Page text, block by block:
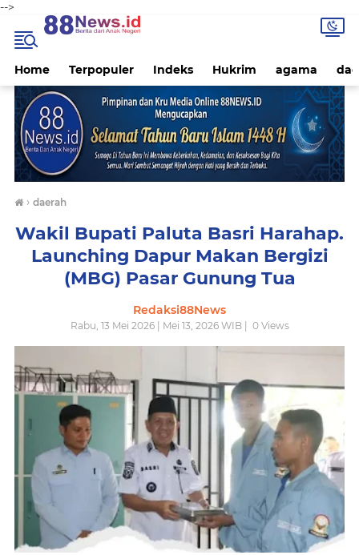
-->
Home Terpopuler Indeks Hukrim agama
› daerah
Wakil Bupati Paluta Basri Harahap.
Launching Dapur Makan Bergizi
(MBG) Pasar Gunung Tua
Redaksi88News
Rabu, 13 Mei 2026 | Mei 13, 2026 WIB | 0Views